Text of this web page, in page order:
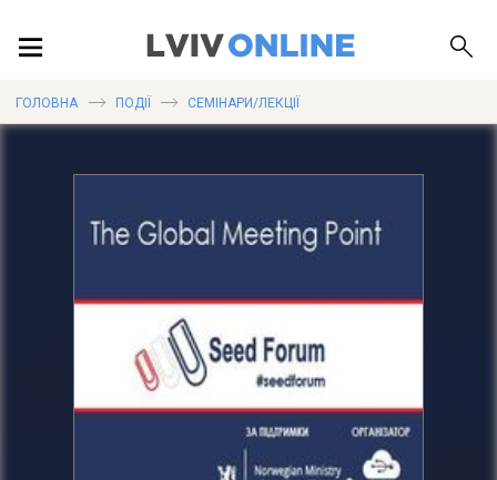
ГОЛОВНА ПОДІЇ СЕМІНАРИ/ЛЕКЦІЇ